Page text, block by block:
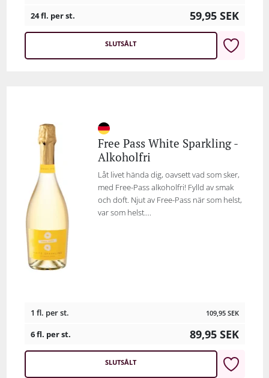
24 fl. per st. 59,95 SEK
SLUTSÅLT
Free Pass White Sparkling -
Alkoholfri
Låt livet hända dig, oavsett vad som sker,
med Free-Pass alkoholfri! Fylld av smak
och doft. Njut av Free-Pass när som helst,
var som helst....
1 fl. per st. 109,95 SEK
6 fl. per st. 89,95 SEK
SLUTSÅLT